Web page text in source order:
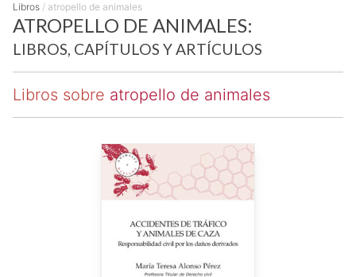
Libros / atropello de animales
ATROPELLO DE ANIMALES:
LIBROS, CAPÍTULOS Y ARTÍCULOS
Libros sobre atropello de animales